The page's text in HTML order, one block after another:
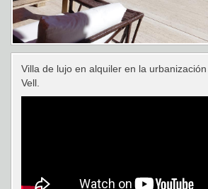
Villa de lujo en alquiler en la
Vell.